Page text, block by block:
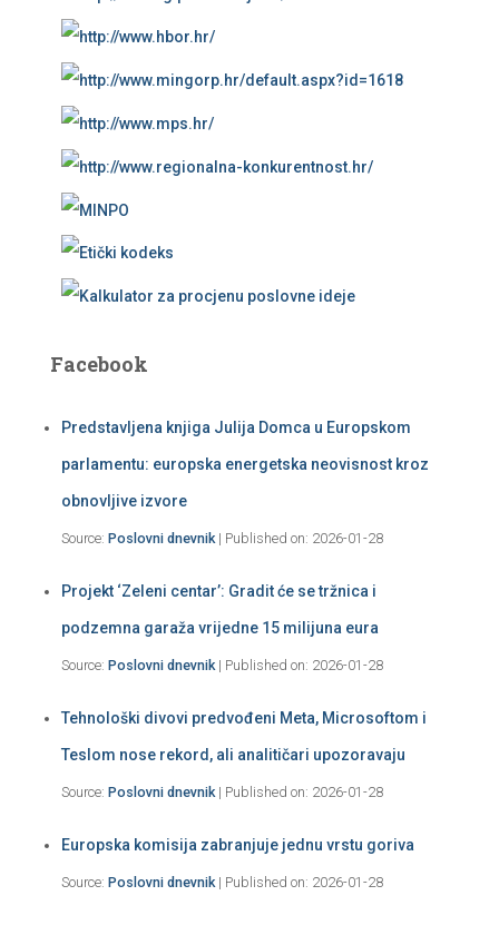
Facebook
Predstavljena knjiga Julija Domca u Europskom
parlamentu: europska energetska neovisnost kroz
obnovljive izvore
Source: Poslovni dnevnik Published on: 2026-01-28
Projekt ‘Zeleni centar’: Gradit će se tržnica i
podzemna garaža vrijedne 15 milijuna eura
Source: Poslovni dnevnik Published on: 2026-01-28
Tehnološki divovi predvođeni Meta, Microsoftom i
Teslom nose rekord, ali analitičari upozoravaju
Source: Poslovni dnevnik Published on: 2026-01-28
Europska komisija zabranjuje jednu vrstu goriva
Source: Poslovni dnevnik Published on: 2026-01-28